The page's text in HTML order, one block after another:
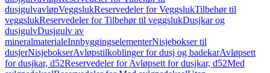
dusjgulvavløpVeggslukReservedeler for VeggslukTilbehør til
veggslukReservedeler for Tilbehør til veggslukDusjkar og
dusjgulvDusjgulv av
mineralmaterialeInnbyggingselementerNisjebokser til
dusjerNisjebokserAvløpstilkoblinger for dusj og badekarAvløpsett
for dusjkar, d52Reservedeler for Avløpsett for dusjkar, d52Med